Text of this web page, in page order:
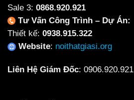
Sale 3: 0868.920.921
Tư Vấn Công Trình – Dự Án:
Thiết kế: 0938.915.322
Website: noithatgiasi.org
Liên Hệ Giám Đốc: 0906.920.921